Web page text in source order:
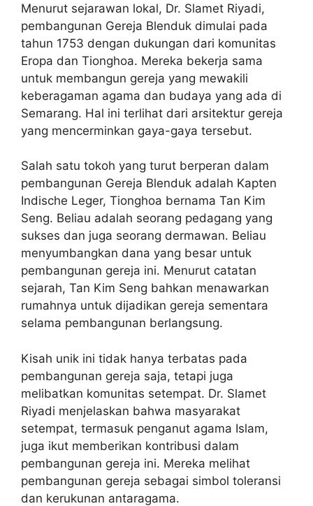
Menurut sejarawan lokal, Dr. Slamet Riyadi,
pembangunan Gereja Blenduk dimulai pada
tahun 1753 dengan dukungan dari komunitas
Eropa dan Tionghoa. Mereka bekerja sama
untuk membangun gereja yang mewakili
keberagaman agama dan budaya yang ada di
Semarang. Hal ini terlihat dari arsitektur gereja
yang mencerminkan gaya-gaya tersebut.
Salah satu tokoh yang turut berperan dalam
pembangunan Gereja Blenduk adalah Kapten
Indische Leger, Tionghoa bernama Tan Kim
Seng. Beliau adalah seorang pedagang yang
sukses dan juga seorang dermawan. Beliau
menyumbangkan dana yang besar untuk
pembangunan gereja ini. Menurut catatan
sejarah, Tan Kim Seng bahkan menawarkan
rumahnya untuk dijadikan gereja sementara
selama pembangunan berlangsung.
Kisah unik ini tidak hanya terbatas pada
pembangunan gereja saja, tetapi juga
melibatkan komunitas setempat. Dr. Slamet
Riyadi menjelaskan bahwa masyarakat
setempat, termasuk penganut agama Islam,
juga ikut memberikan kontribusi dalam
pembangunan gereja ini. Mereka melihat
pembangunan gereja sebagai simbol toleransi
dan kerukunan antaragama.